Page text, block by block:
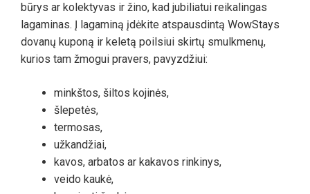
būrys ar kolektyvas ir žino, kad jubiliatui reikalingas
lagaminas. Į lagaminą įdėkite atspausdintą WowStays
dovanų kuponą ir keletą poilsiui skirtų smulkmenų,
kurios tam žmogui pravers, pavyzdžiui:
minkštos, šiltos kojinės,
šlepetės,
termosas,
užkandžiai,
kavos, arbatos ar kakavos rinkinys,
veido kaukė,